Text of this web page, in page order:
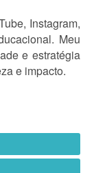
Instagram,
Meu
e estratégia
e impacto.